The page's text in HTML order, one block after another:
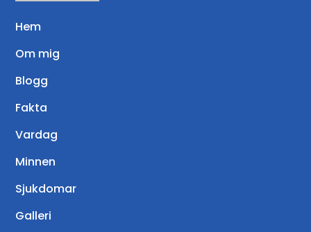
Hem
Om mig
Blogg
Fakta
Vardag
Minnen
Sjukdomar
Galleri